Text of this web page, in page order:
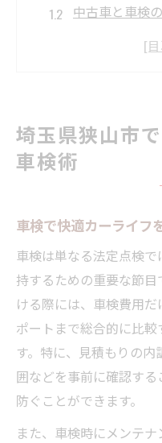
中古車と車検
狭山市で失敗
中古車選びと
れ
中古車購入前
車検や整備工
中古車選びで
車検を通じた中古
車検付き中古
中古車活用と
狭山市で車検
埼玉県狭山市
車検術
車検で快適カーライフ
車検は単なる法定点検
持するための重要な節
ける際には、車検費用
ポートまで総合的に比
す。特に、見積もりの
囲などを事前に確認す
防ぐことができます。
また、車検時にメンテ